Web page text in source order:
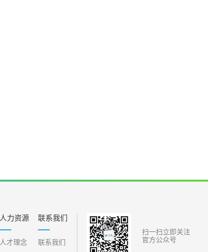
人力资源
人才理念
联系我们
联系我们
扫一扫立即关注
官方公众号